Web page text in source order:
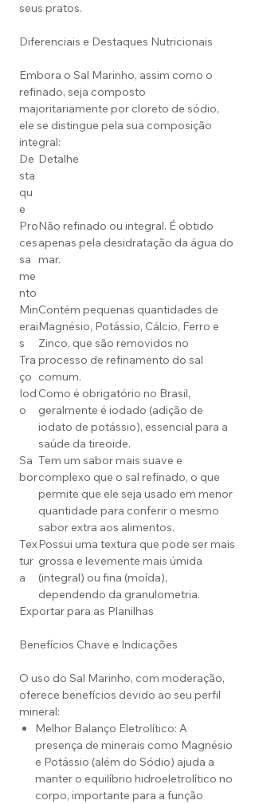
seus pratos.
Diferenciais e Destaques Nutricionais
Embora o Sal Marinho, assim como o
refinado, seja composto
majoritariamente por cloreto de sódio,
ele se distingue pela sua composição
integral:
De
sta
qu
e
Detalhe
Pro
ces
sa
me
nto
Não refinado ou integral. É obtido
apenas pela desidratação da água do
mar.
Min
erai
s
Tra
ço
Contém pequenas quantidades de
Magnésio, Potássio, Cálcio, Ferro e
Zinco, que são removidos no
processo de refinamento do sal
comum.
Iod
o
Como é obrigatório no Brasil,
geralmente é iodado (adição de
iodato de potássio), essencial para a
saúde da tireoide.
Sa
bor
Tem um sabor mais suave e
complexo que o sal refinado, o que
permite que ele seja usado em menor
quantidade para conferir o mesmo
sabor extra aos alimentos.
Tex
tur
a
Possui uma textura que pode ser mais
grossa e levemente mais úmida
(integral) ou fina (moída),
dependendo da granulometria.
Exportar para as Planilhas
Benefícios Chave e Indicações
O uso do Sal Marinho, com moderação,
oferece benefícios devido ao seu perfil
mineral:
Melhor Balanço Eletrolítico: A
presença de minerais como Magnésio
e Potássio (além do Sódio) ajuda a
manter o equilíbrio hidroeletrolítico no
corpo, importante para a função